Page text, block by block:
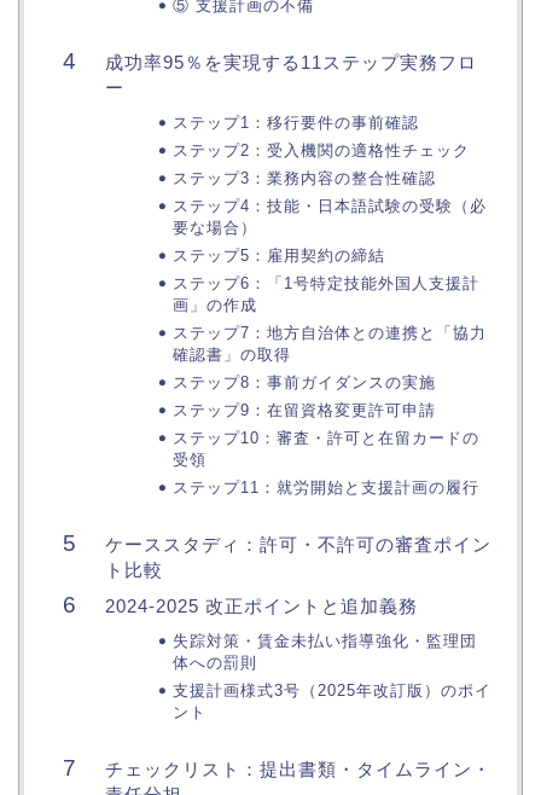
⑤ 支援計画の不備
成功率95％を実現する11ステップ実務フロ
ー
ステップ1：移行要件の事前確認
ステップ2：受入機関の適格性チェック
ステップ3：業務内容の整合性確認
ステップ4：技能・日本語試験の受験（必
要な場合）
ステップ5：雇用契約の締結
ステップ6：「1号特定技能外国人支援計
画」の作成
ステップ7：地方自治体との連携と「協力
確認書」の取得
ステップ8：事前ガイダンスの実施
ステップ9：在留資格変更許可申請
ステップ10：審査・許可と在留カードの
受領
ステップ11：就労開始と支援計画の履行
ケーススタディ：許可・不許可の審査ポイン
ト比較
2024‑2025 改正ポイントと追加義務
失踪対策・賃金未払い指導強化・監理団
体への罰則
支援計画様式3号（2025年改訂版）のポイ
ント
チェックリスト：提出書類・タイムライン・